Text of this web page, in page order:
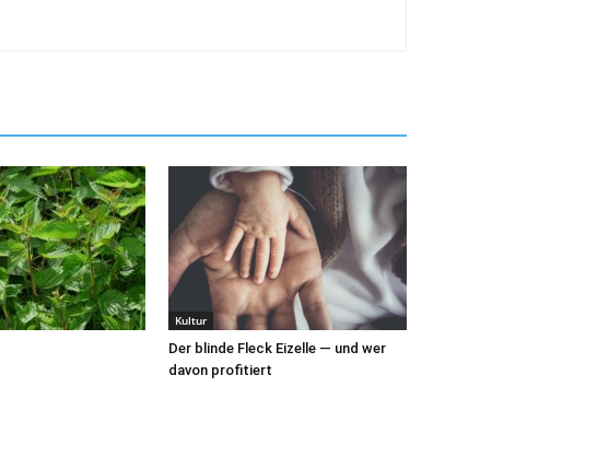
Kultur
Der blinde Fleck Eizelle — und wer
davon profitiert